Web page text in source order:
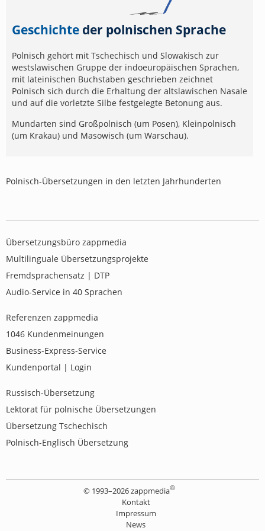
Geschichte der polnischen Sprache
Polnisch gehört mit Tschechisch und Slowakisch zur
westslawischen Gruppe der indoeuropäischen Sprachen,
mit lateinischen Buchstaben geschrieben zeichnet
Polnisch sich durch die Erhaltung der altslawischen Nasale
und auf die vorletzte Silbe festgelegte Betonung aus.
Mundarten sind Großpolnisch (um Posen), Kleinpolnisch
(um Krakau) und Masowisch (um Warschau).
Polnisch-Übersetzungen in den letzten Jahrhunderten
Übersetzungsbüro zappmedia
Multilinguale Übersetzungsprojekte
Fremdsprachensatz | DTP
Audio-Service in 40 Sprachen
Referenzen zappmedia
1046 Kundenmeinungen
Business-Express-Service
Kundenportal | Login
Russisch-Übersetzung
Lektorat für polnische Übersetzungen
Übersetzung Tschechisch
Polnisch-Englisch Übersetzung
© 1993–2026 zappmedia®
Kontakt
Impressum
News